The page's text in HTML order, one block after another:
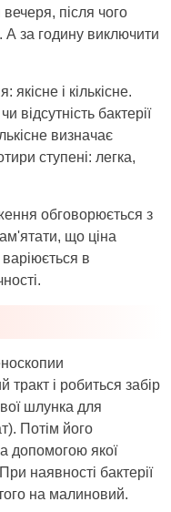
після чого
А за годину виключити
і кількісне.
відсутність бактерії
визначає
ступені: легка,
обговорюється з
що ціна
в
і робиться забір
шлунка для
Потім його
допомогою якої
наявності бактерії
на малиновий.